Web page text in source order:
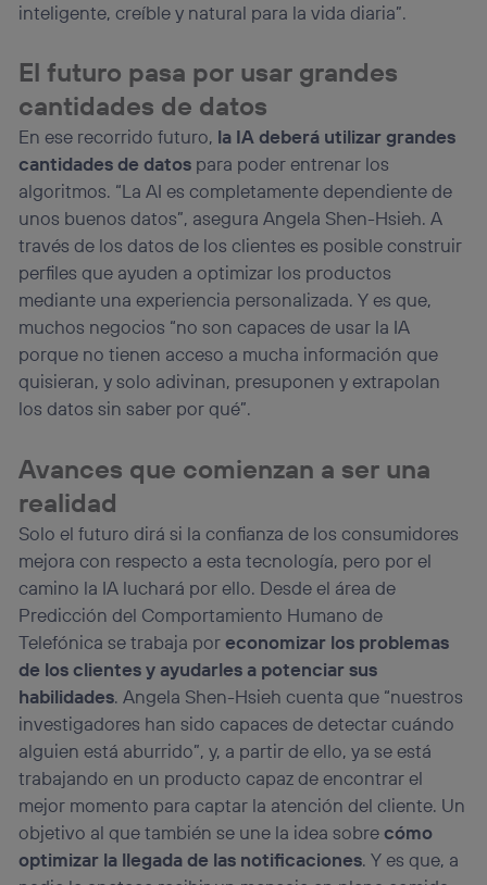
inteligente, creíble y natural para la vida diaria”.
El futuro pasa por usar grandes
cantidades de datos
En ese recorrido futuro, la IA deberá utilizar grandes
cantidades de datos para poder entrenar los
algoritmos. “La AI es completamente dependiente de
unos buenos datos”, asegura Angela Shen-Hsieh. A
través de los datos de los clientes es posible construir
perfiles que ayuden a optimizar los productos
mediante una experiencia personalizada. Y es que,
muchos negocios “no son capaces de usar la IA
porque no tienen acceso a mucha información que
quisieran, y solo adivinan, presuponen y extrapolan
los datos sin saber por qué”.
Avances que comienzan a ser una
realidad
Solo el futuro dirá si la confianza de los consumidores
mejora con respecto a esta tecnología, pero por el
camino la IA luchará por ello. Desde el área de
Predicción del Comportamiento Humano de
Telefónica se trabaja poreconomizar los problemas
de los clientes y ayudarles a potenciar sus
habilidades. Angela Shen-Hsieh cuenta que “nuestros
investigadores han sido capaces de detectar cuándo
alguien está aburrido”, y, a partir de ello, ya se está
trabajando en un producto capaz de encontrar el
mejor momento para captar la atención del cliente. Un
objetivo al que también se une la idea sobrecómo
optimizar la llegada de las notificaciones. Y es que, a